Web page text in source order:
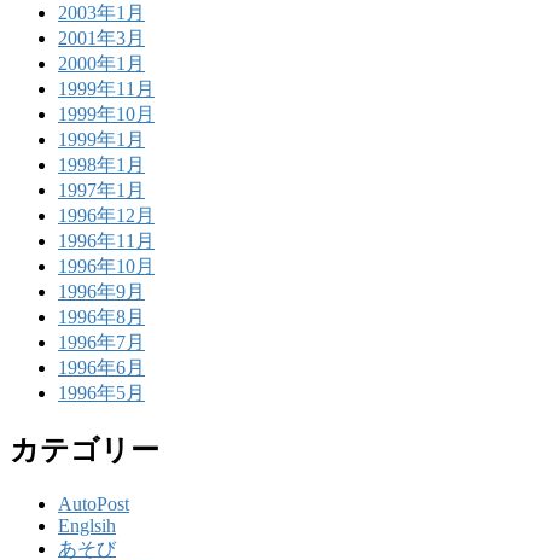
2003年1月
2001年3月
2000年1月
1999年11月
1999年10月
1999年1月
1998年1月
1997年1月
1996年12月
1996年11月
1996年10月
1996年9月
1996年8月
1996年7月
1996年6月
1996年5月
カテゴリー
AutoPost
Englsih
あそび